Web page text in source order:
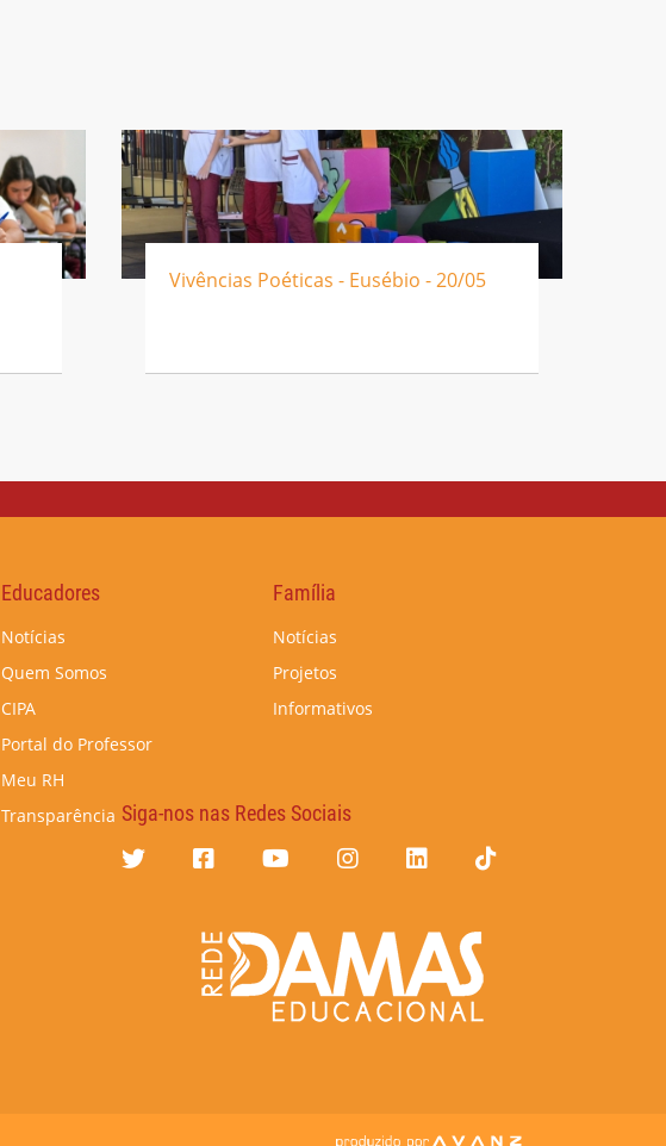
Vivências Poéticas - Eusébio - 20/05
Educadores
Notícias
Quem Somos
CIPA
Portal do Professor
Meu RH
Transparência
Família
Notícias
Projetos
Informativos
Siga-nos nas Redes Sociais